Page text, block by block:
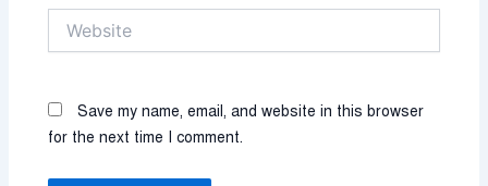
Save my name, email, and website in this browser
for the next time I comment.